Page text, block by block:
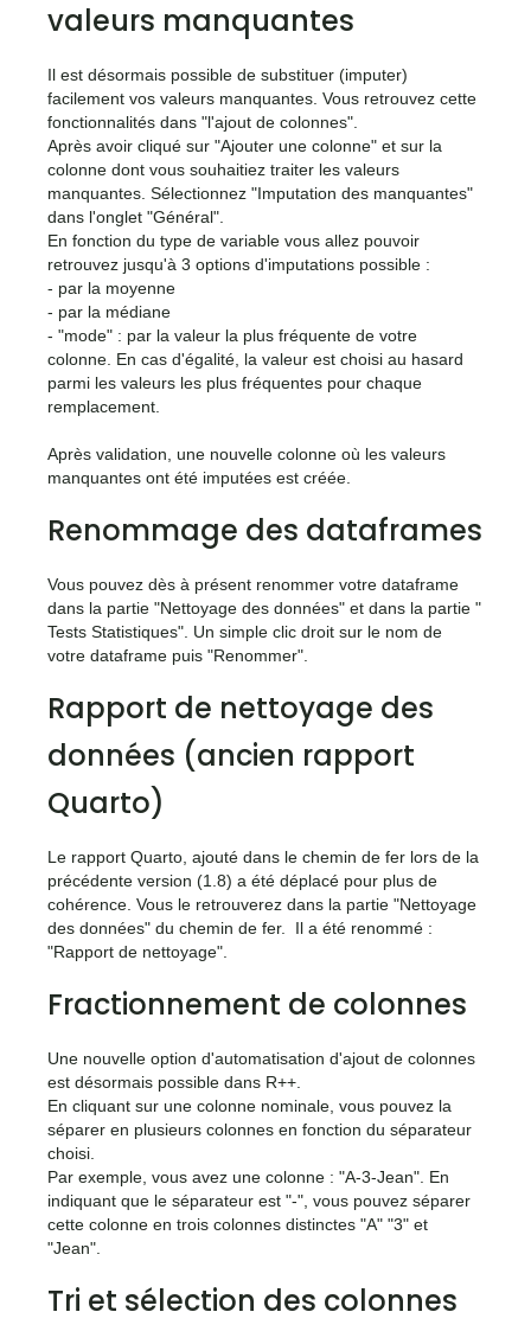
valeurs manquantes
Il est désormais possible de substituer (imputer)
facilement vos valeurs manquantes. Vous retrouvez cette
fonctionnalités dans "l'ajout de colonnes".
Après avoir cliqué sur "Ajouter une colonne" et sur la
colonne dont vous souhaitiez traiter les valeurs
manquantes. Sélectionnez "Imputation des manquantes"
dans l'onglet "Général".
En fonction du type de variable vous allez pouvoir
retrouvez jusqu'à 3 options d'imputations possible :
- par la moyenne
- par la médiane
- "mode" : par la valeur la plus fréquente de votre
colonne. En cas d'égalité, la valeur est choisi au hasard
parmi les valeurs les plus fréquentes pour chaque
remplacement.
Après validation, une nouvelle colonne où les valeurs
manquantes ont été imputées est créée.
Renommage des dataframes
Vous pouvez dès à présent renommer votre dataframe
dans la partie "Nettoyage des données" et dans la partie "
Tests Statistiques". Un simple clic droit sur le nom de
votre dataframe puis "Renommer".
Rapport de nettoyage des
données (ancien rapport
Quarto)
Le rapport Quarto, ajouté dans le chemin de fer lors de la
précédente version (1.8) a été déplacé pour plus de
cohérence. Vous le retrouverez dans la partie "Nettoyage
des données" du chemin de fer. Il a été renommé :
"Rapport de nettoyage".
Fractionnement de colonnes
Une nouvelle option d'automatisation d'ajout de colonnes
est désormais possible dans R++.
En cliquant sur une colonne nominale, vous pouvez la
séparer en plusieurs colonnes en fonction du séparateur
choisi.
Par exemple, vous avez une colonne : "A-3-Jean". En
indiquant que le séparateur est "-", vous pouvez séparer
cette colonne en trois colonnes distinctes "A" "3" et
"Jean".
Tri et sélection des colonnes